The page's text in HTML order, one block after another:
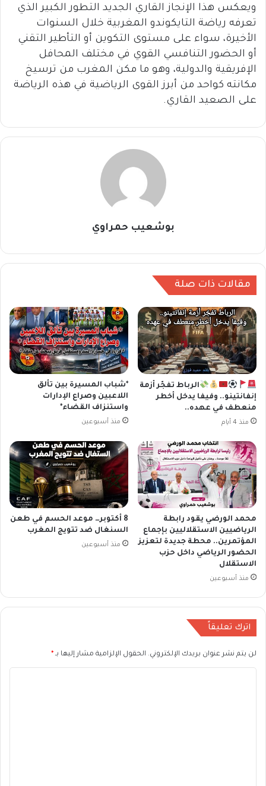
ويعكس هذا الإنجاز القاري الجديد التطور الكبير الذي
تعرفه رياضة التايكوندو المغربية خلال السنوات
الأخيرة، سواء على مستوى التكوين أو التأطير التقني
أو الحضور التنافسي القوي في مختلف المحافل
الإفريقية والدولية، وهو ما مكن المغرب من ترسيخ
مكانته كواحد من أبرز القوى الرياضية في هذه الرياضة
على الصعيد القاري.
بوشعيب حمراوي
مقالات ذات صلة
الرباط تفجّر أزمة
إنفانتينو.. وفيفا يدخل أخطر
منعطف في عهده..
منذ 4 أيام
*شباب المسيرة بين تألق
اللاعبين وصراع الإدارات
واستنزاف القضاء*
منذ أسبوعين
محمد الورضي يقود رابطة
الرياضيين الاستقلاليين بإجماع
المؤتمرين.. محطة جديدة لتعزيز
الحضور الرياضي داخل حزب
الاستقلال
منذ أسبوعين
8 أكتوبر… موعد الحسم في طعن
السنغال ضد تتويج المغرب
منذ أسبوعين
اترك تعليقاً
لن يتم نشر عنوان بريدك الإلكتروني. الحقول الإلزامية مشار إليها بـ *